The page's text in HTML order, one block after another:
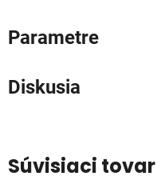
Parametre
Diskusia
Súvisiaci tovar